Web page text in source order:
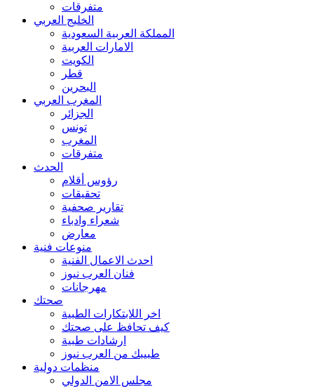
متفرقات
الخليج العربي
المملكة العربية السعودية
الامارات العربية
الكويت
قطر
البحرين
المغرب العربي
الجزائر
تونس
المغرب
متفرقات
الحدث
رؤوس أقلام
تحقيقات
تقارير صحفية
شعراء وادباء
معارض
منوعات فنية
احدث الاعمال الفنية
فنان العرب نيوز
مهرجانات
صحتك
اخر اللابتكارات الطبية
كيف تحافظ على صحتك
ارشادات طبية
طبيبك من العرب نيوز
منظمات دولية
مجلس الامن الدولي